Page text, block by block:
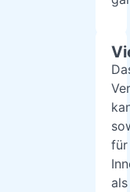
für
als